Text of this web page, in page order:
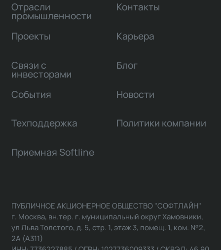
Отрасли
промышленности
Проекты
Связи с
инвесторами
Контакты
Карьера
Блог
События Новости
Техподдержка Политики компании
Приемная Softline
ПУБЛИЧНОЕ АКЦИОНЕРНОЕ ОБЩЕСТВО "СОФТЛАЙН"
г. Москва, вн.тер. г. муниципальный округ Хамовники,
ул Льва Толстого, д. 5, стр. 1, этаж 3, помещ. 1, ком. №2,
2А (А311)